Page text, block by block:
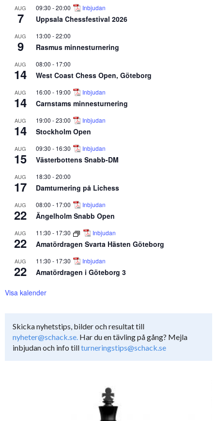
AUG
7
09:30 -20:00 Inbjudan
Uppsala Chessfestival 2026
AUG
9
13:00 -22:00
Rasmus minnesturnering
AUG
14
08:00 - 17:00
West Coast Chess Open, Göteborg
AUG
14
16:00 - 19:00 Inbjudan
Carnstams minnesturnering
AUG
14
19:00 -23:00 Inbjudan
Stockholm Open
AUG
15
09:30 - 16:30 Inbjudan
Västerbottens Snabb-DM
AUG
17
18:30 -20:00
Damturnering på Lichess
AUG
22
08:00 - 17:00 Inbjudan
Ängelholm Snabb Open
AUG
22
11:30 - 17:30 Inbjudan
Amatördragen Svarta Hästen Göteborg
AUG
22
11:30 - 17:30 Inbjudan
Amatördragen i Göteborg 3
Visa kalender
Skicka nyhetstips, bilder och resultat till
nyheter@schack.se. Har du en tävling på gång? Mejla
inbjudan och info tillturneringstips@schack.se